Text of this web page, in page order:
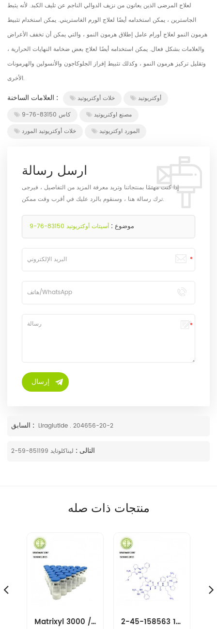
لعلاج المرضى الذين يعانون من نزيف الدوالي الناجم عن تليف الكبد. لأنه يثبط
الجاسترين ، يمكن استخدامه أيضًا لعلاج الورم الغاستريني. يمكن استخدام تثبيط
هرمون النمو لعلاج أورام عامل إطلاق هرمون النمو ، والتي يمكن أن تخفف الأعراض
والعلامات بشكل فعال. يمكن استخدامه أيضًا لعلاج بعض ضخامة النهايات الحرارية ،
وتقليل تركيز هرمون النمو ، وكذلك تثبيط إفراز الجلوكاجون والأنسولين والهرمونات
الأخرى.
العلامات الساخنة : خلات أوكتريوتيد
أوكتريوتيد
كاس 83150-76-9
مصنع اوكتريوتيد
خلات أوكتريوتيد المورد
المورد اوكتريوتيد
ارسل رسالة
إذا كنت مهتمًا بمنتجاتنا وتريد معرفة المزيد من التفاصيل ، فيرجى
ترك رسالة هنا ، وسنقوم بالرد عليك في أقرب وقت ممكن.
موضوع : أسيتات أوكتريوتيد 83150-76-9
السابق : Liraglutide . 204656-20-2
التالى : ليناكلوتايد 851199-59-2
منتجات ذات صله
Matrixyl 3000 / Pal-GHK/ Palmitoyl Tripeptide-1 نونابيبتيد-1 158563-45-2